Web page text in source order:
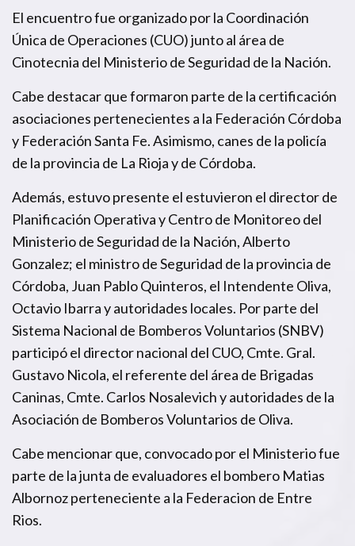
El encuentro fue organizado por la Coordinación
Única de Operaciones (CUO) junto al área de
Cinotecnia del Ministerio de Seguridad de la Nación.
Cabe destacar que formaron parte de la certificación
asociaciones pertenecientes a la Federación Córdoba
y Federación Santa Fe. Asimismo, canes de la policía
de la provincia de La Rioja y de Córdoba.
Además, estuvo presente el estuvieron el director de
Planificación Operativa y Centro de Monitoreo del
Ministerio de Seguridad de la Nación, Alberto
Gonzalez; el ministro de Seguridad de la provincia de
Córdoba, Juan Pablo Quinteros, el Intendente Oliva,
Octavio Ibarra y autoridades locales. Por parte del
Sistema Nacional de Bomberos Voluntarios (SNBV)
participó el director nacional del CUO, Cmte. Gral.
Gustavo Nicola, el referente del área de Brigadas
Caninas, Cmte. Carlos Nosalevich y autoridades de la
Asociación de Bomberos Voluntarios de Oliva.
Cabe mencionar que, convocado por el Ministerio fue
parte de la junta de evaluadores el bombero Matias
Albornoz perteneciente a la Federacion de Entre
Rios.